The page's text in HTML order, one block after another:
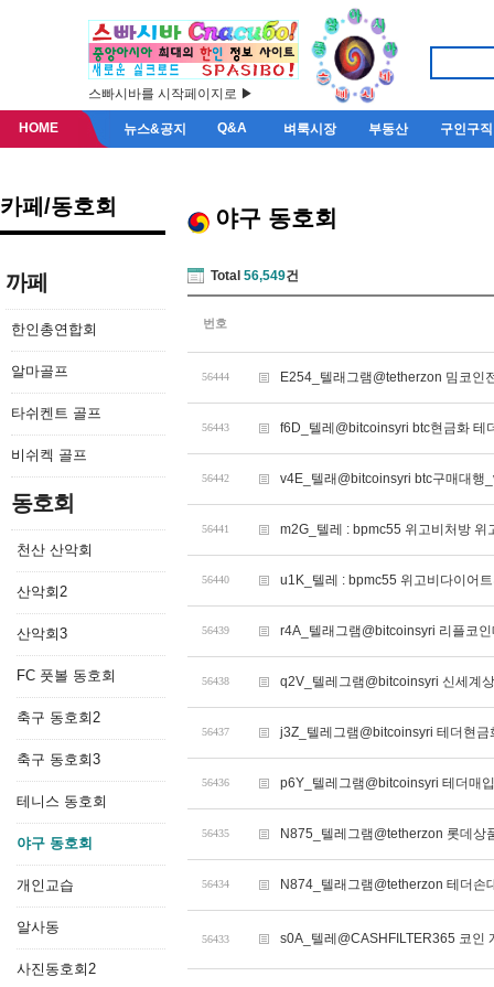
스빠시바를 시작페이지로 ▶
HOME 뉴스&공지 Q&A 벼룩시장 부동산 구인구직
카페/동호회
까페
한인총연합회
알마골프
타쉬켄트 골프
비쉬켁 골프
동호회
천산 산악회
산악회2
산악회3
FC 풋볼 동호회
축구 동호회2
축구 동호회3
테니스 동호회
야구 동호회
개인교습
알사동
사진동호회2
야구 동호회
Total 56,549건
번호
56444 E254_텔래그램@tetherzon 밈코인
56443 f6D_텔레@bitcoinsyri btc현금화 테
56442 v4E_텔래@bitcoinsyri btc구매대행
56441 m2G_텔레 : bpmc55 위고비처방 위
56440 u1K_텔레 : bpmc55 위고비다이어
56439 r4A_텔래그램@bitcoinsyri 리플코
56438 q2V_텔레그램@bitcoinsyri 신세계
56437 j3Z_텔레그램@bitcoinsyri 테더현금
56436 p6Y_텔레그램@bitcoinsyri 테더매
56435 N875_텔레그램@tetherzon 롯데상
56434 N874_텔래그램@tetherzon 테더손
56433 s0A_텔레@CASHFILTER365 코인